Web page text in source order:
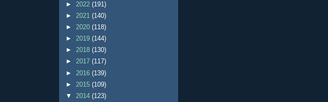
► 2022 (191)
► 2021 (140)
► 2020 (118)
► 2019 (144)
► 2018 (130)
► 2017 (117)
► 2016 (139)
► 2015 (109)
▼ 2014 (123)